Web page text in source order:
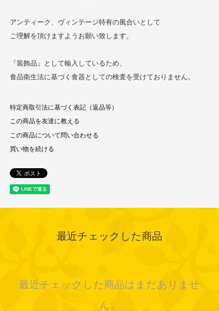
アンティーク、ヴィンテージ特有の風合いとして
ご理解を頂けますようお願い致します。
『装飾品』として輸入しているため、
食品衛生法に基づく食器としての検査を受けておりません。
特定商取引法に基づく表記（返品等）
この商品を友達に教える
この商品について問い合わせる
買い物を続ける
最近チェックした商品
最近チェックした商品はまだありませ
ん。